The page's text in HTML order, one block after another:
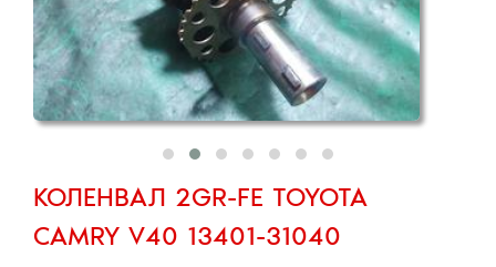
КОЛЕНВАЛ 2GR-FE TOYOTA
CAMRY V40 13401-31040